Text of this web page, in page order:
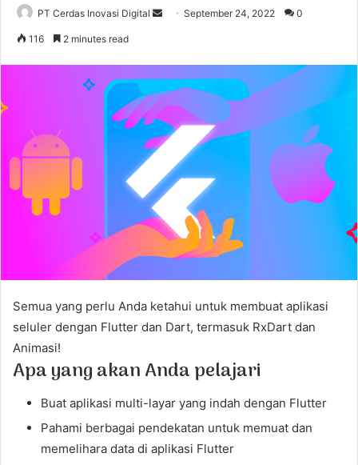
PT Cerdas Inovasi Digital
a
n
m
i
September 24, 2022 0
116 2 minutes read
Semua yang perlu Anda ketahui untuk membuat aplikasi
seluler dengan Flutter dan Dart, termasuk RxDart dan
Animasi!
Apa yang akan Anda pelajari
Buat aplikasi multi-layar yang indah dengan Flutter
Pahami berbagai pendekatan untuk memuat dan
memelihara data di aplikasi Flutter